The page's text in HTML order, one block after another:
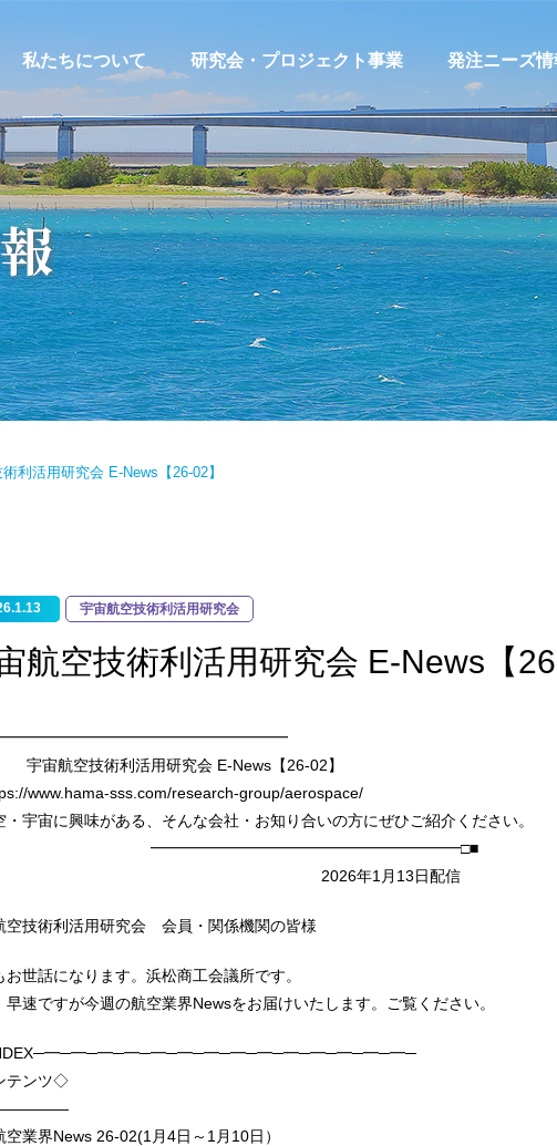
私たちについて 研究会・プロジェクト事業
宇宙航空技術利活用研究会
浜松医工連携研究会
環境・エネルギー活用研究会
浜松ロボット産業創成研究会
サプライヤー探索支援プロジ
ェクト
販路開拓支援・共創プロジェ
クト
発注ニーズ情
発注ニーズ情
発注ニーズ情
MACHIPLA
利活用研究会 E-News【26-02】
宇宙航空技術利活用研究会
航空技術利活用研究会 E-News【
航空技術利活用研究会 E-News【26-02】
www.hama-sss.com/research-group/aerospace/
・宇宙に興味がある、そんな会社・お知り合いの方にぜひご紹介く
年1月13日配信
空技術利活用研究会 会員・関係機関の皆様
お世話になります。浜松商工会議所です。
早速ですが今週の航空業界Newsをお届けいたします。ご覧ください。
テンツ◇
業界News 26-02(1月4日～1月10日）